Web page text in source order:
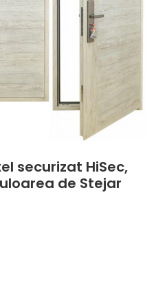
securizat HiSec,
de Stejar